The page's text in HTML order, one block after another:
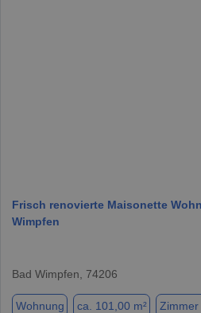
Frisch renovierte Maisonette
Wimpfen
Bad Wimpfen, 74206
Wohnung ca. 101,00 m² Zimmer